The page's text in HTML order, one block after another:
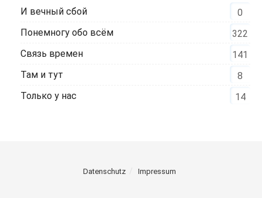
И вечный сбой
0
Понемногу обо всём
322
Связь времен
141
Там и тут
8
Только у нас
14
Datenschutz Impressum